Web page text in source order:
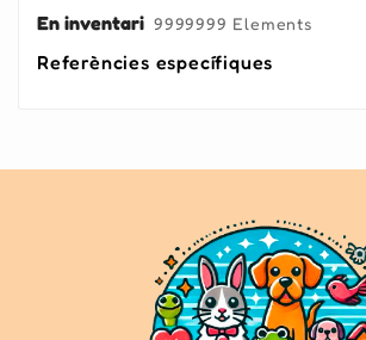
En inventari 9999999 Elements
Referències específiques